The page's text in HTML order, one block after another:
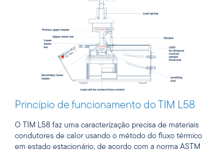
Princípio de funcionamento do TIM L58
O TIM L58 faz uma caracterização precisa de materiais
condutores de calor usando o método do fluxo térmico
em estado estacionário, de acordo com a norma ASTM